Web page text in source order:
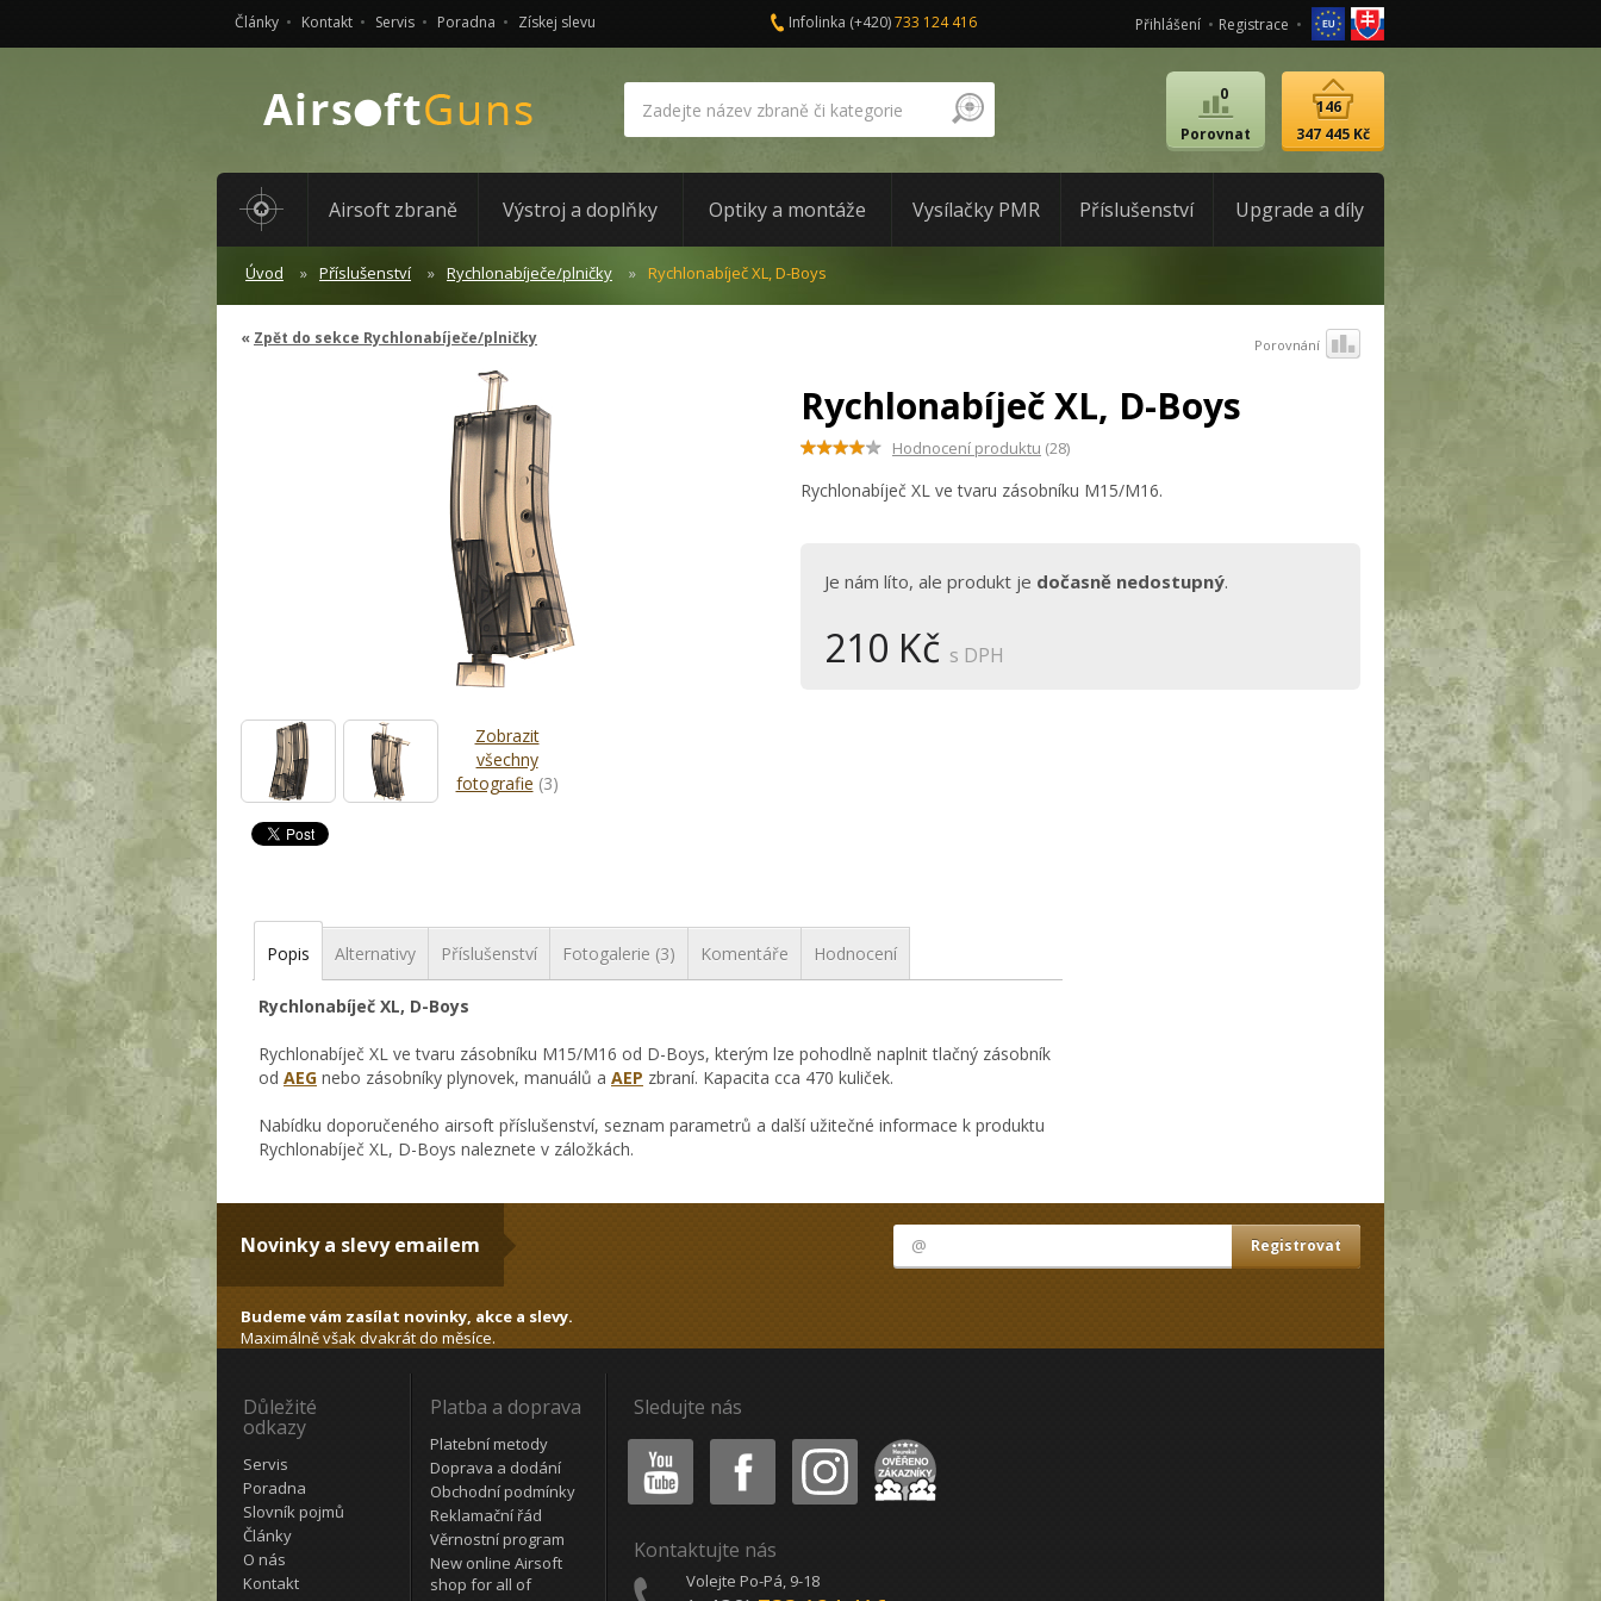
Články Kontakt Servis Poradna Získej slevu Infolinka (+420)733 124 416 Přihlášení Registrace
Porovnat
0
347 445 Kč
146
Airsoft zbraně Výstroj a doplňky Optiky a montáže Vysílačky PMR Příslušenství Upgrade a díly
Úvod Příslušenství Rychlonabíječe/plničky Rychlonabíječ XL, D-Boys
Zpět do sekce Rychlonabíječe/plničky Porovnání
Zobrazit
všechny
fotografie (3)
Rychlonabíječ XL, D-Boys
Hodnocení produktu (28)
Rychlonabíječ XL ve tvaru zásobníku M15/M16.
Je nám líto, ale produkt je dočasně nedostupný.
210 Kč s DPH
Popis Alternativy Příslušenství Fotogalerie (3) Komentáře Hodnocení
Rychlonabíječ XL, D-Boys
Rychlonabíječ XL ve tvaru zásobníku M15/M16 od D-Boys, kterým lze pohodlně naplnit tlačný zásobník
od AEG nebo zásobníky plynovek, manuálů a AEP zbraní. Kapacita cca 470 kuliček.
Nabídku doporučeného airsoft příslušenství, seznam parametrů a další užitečné informace k produktu
Rychlonabíječ XL, D-Boys naleznete v záložkách.
Novinky a slevy emailem
Budeme vám zasílat novinky, akce a slevy.
Maximálně však dvakrát do měsíce.
Důležité
odkazy
Servis
Poradna
Slovník pojmů
Články
O nás
Kontakt
Platba a doprava
Platební metody
Doprava a dodání
Obchodní podmínky
Reklamační řád
Věrnostní program
New online Airsoft
shop for all of
Sledujte nás
Youtube Facebook Instagram Heureka
Kontaktujte nás
Volejte Po-Pá, 9-18